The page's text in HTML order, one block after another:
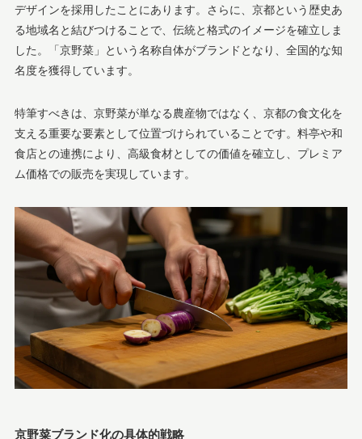
デザインを採用したことにあります。さらに、京都という歴史あ
る地域名と結びつけることで、伝統と格式のイメージを確立しま
した。「京野菜」という名称自体がブランドとなり、全国的な知
名度を獲得しています。
特筆すべきは、京野菜が単なる農産物ではなく、京都の食文化を
支える重要な要素として位置づけられていることです。料亭や和
食店との連携により、高級食材としての価値を確立し、プレミア
ム価格での販売を実現しています。
京野菜ブランド化の具体的戦略